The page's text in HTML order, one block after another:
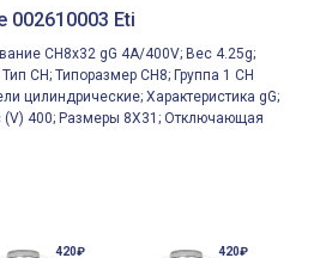
/
002610003 Eti
CH8x32 gG 4A/400V; Вес 4.25g;
CH; Типоразмер CH8; Группа 1 CH
цилиндрические; Характеристика gG;
400; Размеры 8X31; Отключающая
420₽ 420₽